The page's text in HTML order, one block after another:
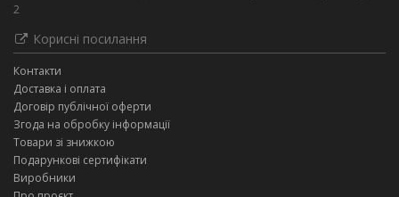
2
Корисні посилання
Контакти
Доставка і оплата
Договір публічної оферти
Згода на обробку інформації
Товари зі знижкою
Подарункові сертифікати
Виробники